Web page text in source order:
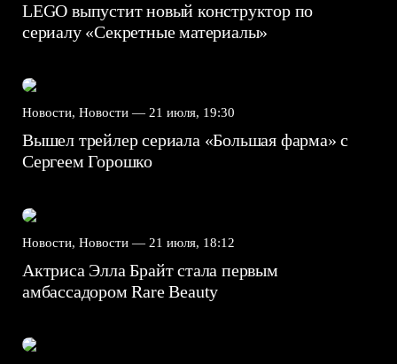
LEGO выпустит новый конструктор по
сериалу «Секретные материалы»
Новости, Новости — 21 июля, 19:30
Вышел трейлер сериала «Большая фарма» с
Сергеем Горошко
Новости, Новости — 21 июля, 18:12
Актриса Элла Брайт стала первым
амбассадором Rare Beauty